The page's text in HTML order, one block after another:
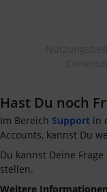
Hast Du noch
Im Bereich Support in
Accounts, kannst Du
Du kannst Deine
stellen.
Weitere Informationen